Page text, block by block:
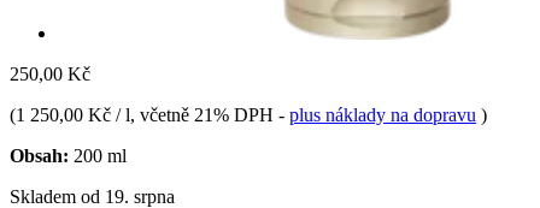
250,00 Kč
(1 250,00 Kč / l, včetně 21% DPH - plus náklady na dopravu )
Obsah: 200 ml
Skladem od 19. srpna